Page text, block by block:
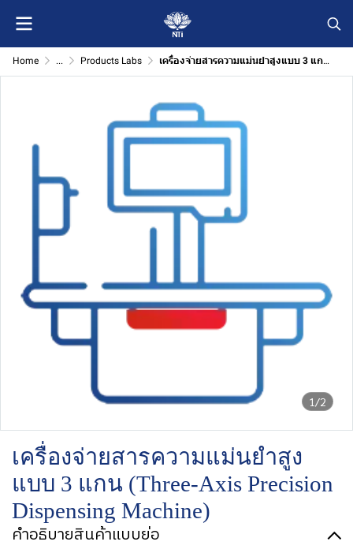
Home ... Products Labs เครื่องจ่ายสารความแม่นยำสูงแบบ 3 แกน (Three-Axis Precision Dispensing Machine)
1/2
เครื่องจ่ายสารความแม่นยำสูง
แบบ 3 แกน (Three-Axis Precision
Dispensing Machine)
คำอธิบายสินค้าแบบย่อ